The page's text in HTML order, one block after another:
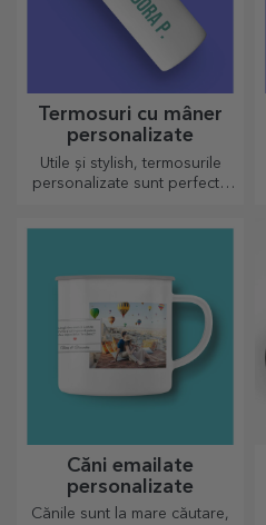
Termosuri cu mâner
personalizate
Utile și stylish, termosurile
personalizate sunt perfecte
Căni emailate
personalizate
Cănile sunt la mare căutare,